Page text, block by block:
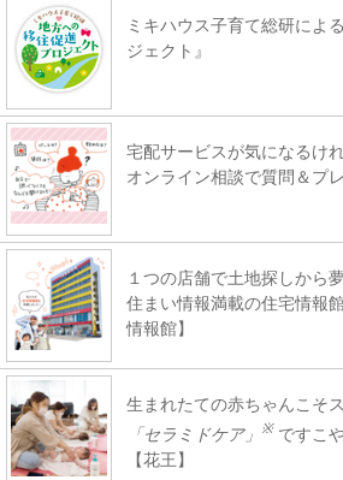
ミキハウス子育て総研によ
ジェクト』
宅配サービスが気になるけ
オンライン相談で質問＆プ
１つの店舗で土地探しから
住まい情報満載の住宅情報
情報館】
生まれたての赤ちゃんこそ
「セラミドケア」
※ ですこ
【花王】